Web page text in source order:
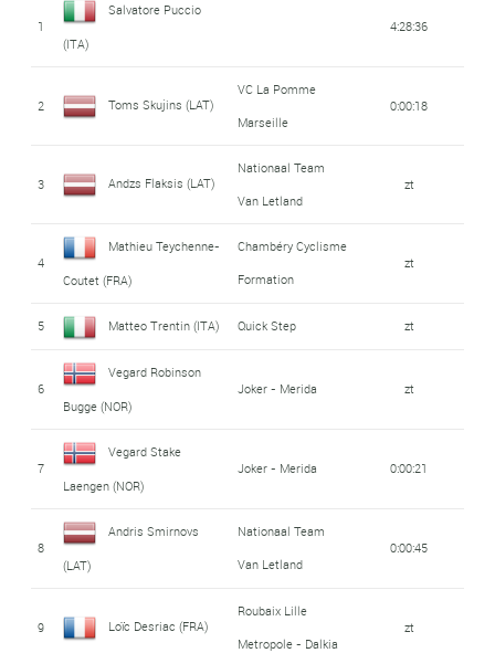
1
Salvatore Puccio
(ITA)
4:28:36
2 Toms Skujins (LAT)
VC La Pomme
Marseille
0:00:18
3 Andzs Flaksis (LAT)
Nationaal Team
Van Letland
zt
4
Mathieu Teychenne-
Coutet (FRA)
Chambéry Cyclisme
Formation
zt
5 Matteo Trentin (ITA) Quick Step zt
6
Vegard Robinson
Bugge (NOR)
Joker - Merida zt
7
Vegard Stake
Laengen (NOR)
Joker - Merida 0:00:21
8
Andris Smirnovs
(LAT)
Nationaal Team
Van Letland
0:00:45
9 Loïc Desriac (FRA)
Roubaix Lille
Metropole - Dalkia
zt